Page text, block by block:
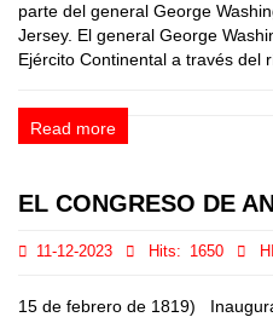
parte del general George
Jersey. El general George
Ejército Continental a través del
Read more
EL CONGRESO DE
11-12-2023 Hits: 1650
15 de febrero de 1819)